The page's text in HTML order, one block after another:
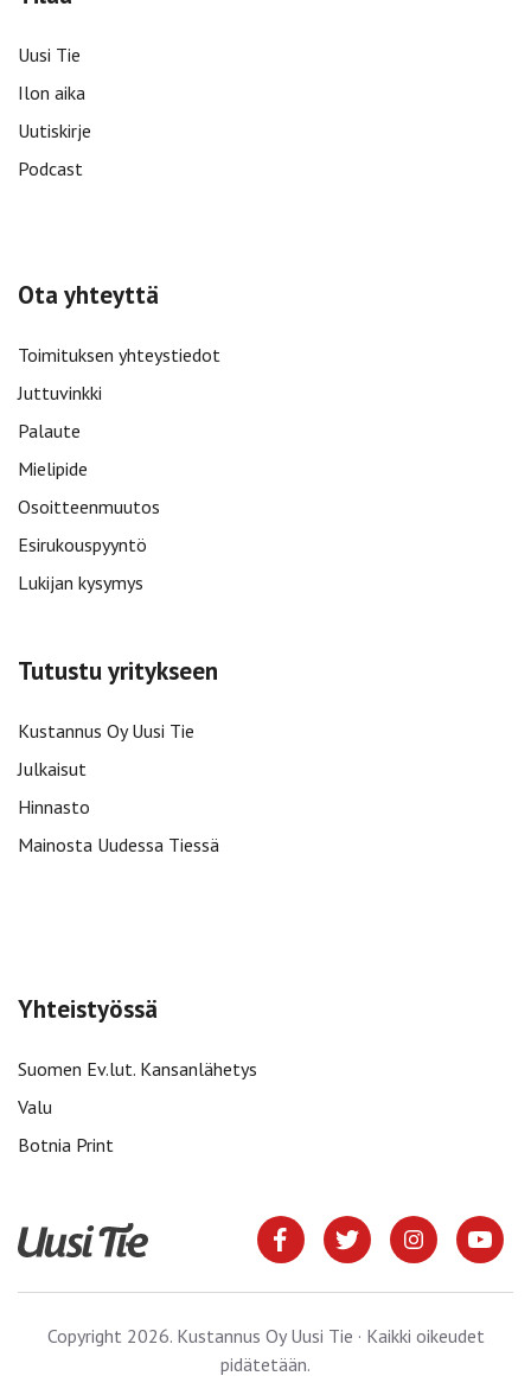
Uusi Tie
Ilon aika
Uutiskirje
Podcast
Ota yhteyttä
Toimituksen yhteystiedot
Juttuvinkki
Palaute
Mielipide
Osoitteenmuutos
Esirukouspyyntö
Lukijan kysymys
Tutustu yritykseen
Kustannus Oy Uusi Tie
Julkaisut
Hinnasto
Mainosta Uudessa Tiessä
Yhteistyössä
Suomen Ev.lut. Kansanlähetys
Valu
Botnia Print
Copyright 2026. Kustannus Oy Uusi Tie · Kaikki oikeudet
pidätetään.